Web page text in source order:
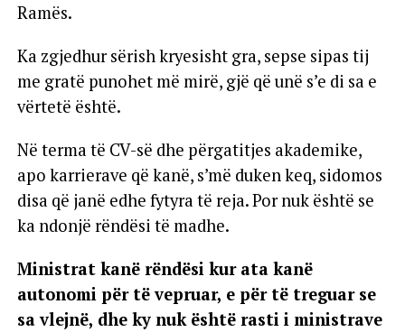
Ramës.
Ka zgjedhur sërish kryesisht gra, sepse sipas tij
me gratë punohet më mirë, gjë që unë s’e di sa e
vërtetë është.
Në terma të CV-së dhe përgatitjes akademike,
apo karrierave që kanë, s’më duken keq, sidomos
disa që janë edhe fytyra të reja. Por nuk është se
ka ndonjë rëndësi të madhe.
Ministrat kanë rëndësi kur ata kanë
autonomi për të vepruar, e për të treguar se
sa vlejnë, dhe ky nuk është rasti i ministrave